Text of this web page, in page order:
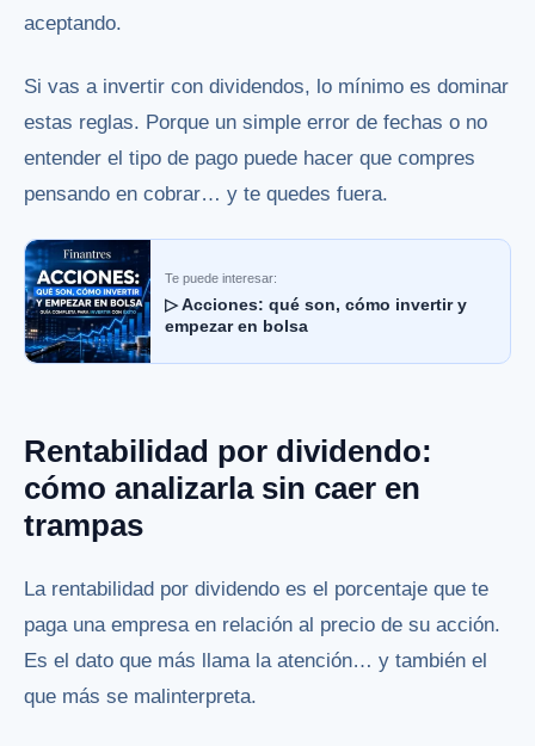
aceptando.
Si vas a invertir con dividendos, lo mínimo es dominar
estas reglas. Porque un simple error de fechas o no
entender el tipo de pago puede hacer que compres
pensando en cobrar… y te quedes fuera.
Te puede interesar:
▷ Acciones: qué son, cómo invertir y
empezar en bolsa
Rentabilidad por dividendo:
cómo analizarla sin caer en
trampas
La rentabilidad por dividendo es el porcentaje que te
paga una empresa en relación al precio de su acción.
Es el dato que más llama la atención… y también el
que más se malinterpreta.